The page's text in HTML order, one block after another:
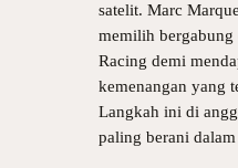
satelit. Marc
memilih
Racing demi
kemenangan yang
Langkah ini di
paling berani